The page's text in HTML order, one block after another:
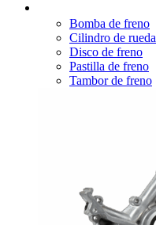
Bomba de freno
Cilindro de rueda
Disco de freno
Pastilla de freno
Tambor de freno